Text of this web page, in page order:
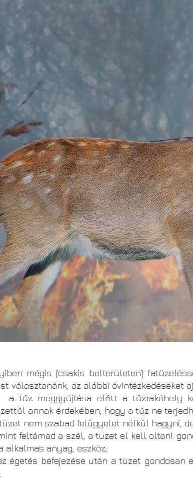
mégis (csakis belterületen)
választanánk, az alábbi óvintézkedéseket
meggyújtása előtt a tűzrakóhely
annak érdekében, hogy a tűz ne
nem szabad felügyelet nélkül hagyni, de
feltámad a szél, a tüzet el kell oltani:
alkalmas anyag, eszköz;
befejezése után a tüzet gondosan